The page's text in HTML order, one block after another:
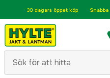
30 dagars öppet köp